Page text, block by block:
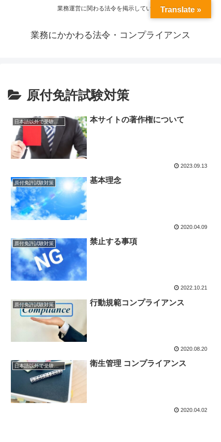
業務運営に関わる法令を掲示しています
業務にかかわる法令・コンプライアンス
原付免許試験対策
日本語以外で受験する場合 本サイトの著作権について
2023.09.13
原付免許試験対策 基本理念
2020.04.09
原付免許試験対策 禁止する事項
2022.10.21
原付免許試験対策 行動規範コンプライアンス
2020.08.20
日本語以外で受験する場合 衛生管理 コンプライアンス
2020.04.02
Translate »